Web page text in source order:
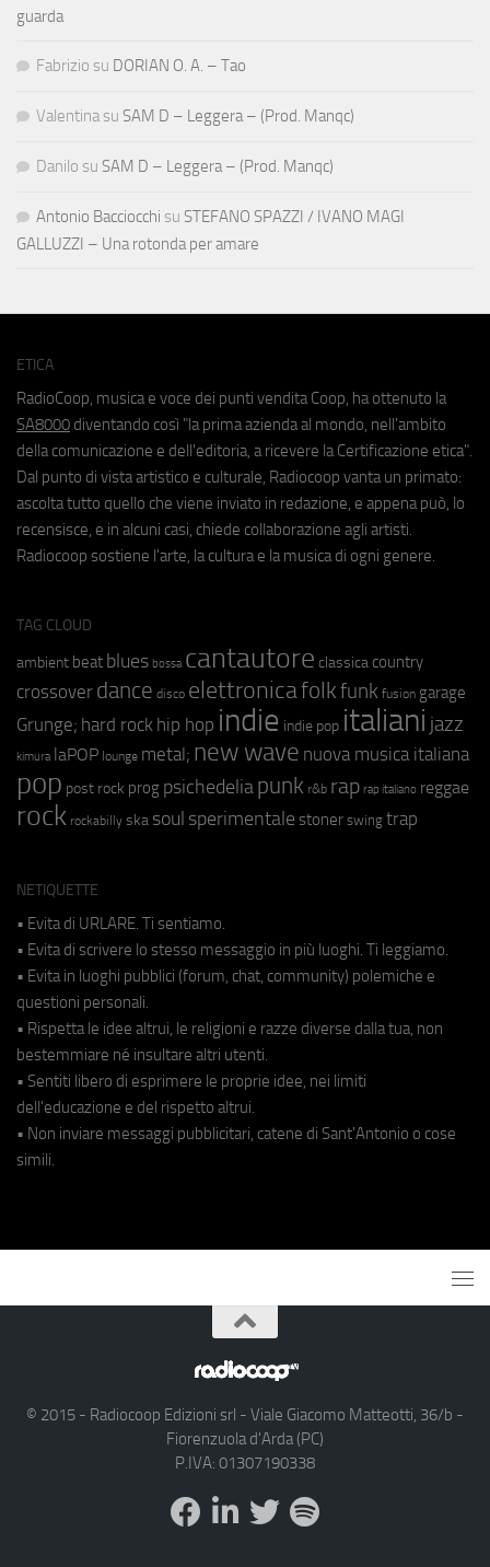
guarda
Fabrizio su DORIAN O. A. – Tao
Valentina su SAM D – Leggera – (Prod. Manqc)
Danilo su SAM D – Leggera – (Prod. Manqc)
Antonio Bacciocchi su STEFANO SPAZZI / IVANO MAGI
GALLUZZI – Una rotonda per amare
ETICA
RadioCoop, musica e voce dei punti vendita Coop, ha ottenuto la
SA8000 diventando così "la prima azienda al mondo, nell'ambito
della comunicazione e dell'editoria, a ricevere la Certificazione etica".
Dal punto di vista artistico e culturale, Radiocoop vanta un primato:
ascolta tutto quello che viene inviato in redazione, e appena può, lo
recensisce, e in alcuni casi, chiede collaborazione agli artisti.
Radiocoop sostiene l'arte, la cultura e la musica di ogni genere.
TAG CLOUD
ambient beat blues bossa cantautore classica country
crossover dance disco elettronicafolkfunk fusion garage
Grunge; hard rock hip hop indie indie pop italiani jazz
kimura laPOP lounge metal; new wave nuova musica italiana
pop post rock prog psichedeliapunk r&b rap rap italiano reggae
rock rockabilly ska soul sperimentale stoner swing trap
NETIQUETTE
• Evita di URLARE. Ti sentiamo.
• Evita di scrivere lo stesso messaggio in più luoghi. Ti leggiamo.
• Evita in luoghi pubblici (forum, chat, community) polemiche e
questioni personali.
• Rispetta le idee altrui, le religioni e razze diverse dalla tua, non
bestemmiare né insultare altri utenti.
• Sentiti libero di esprimere le proprie idee, nei limiti
dell'educazione e del rispetto altrui.
• Non inviare messaggi pubblicitari, catene di Sant'Antonio o cose
simili.
© 2015 - Radiocoop Edizioni srl - Viale Giacomo Matteotti, 36/b -
Fiorenzuola d'Arda (PC)
P.IVA: 01307190338